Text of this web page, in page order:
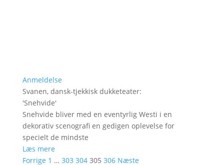
Anmeldelse
Svanen, dansk-tjekkisk dukketeater:
'Snehvide'
Snehvide bliver med en eventyrlig Westi i en
dekorativ scenografi en gedigen oplevelse for
specielt de mindste
Læs mere
Forrige 1 … 303 304 305 306 Næste